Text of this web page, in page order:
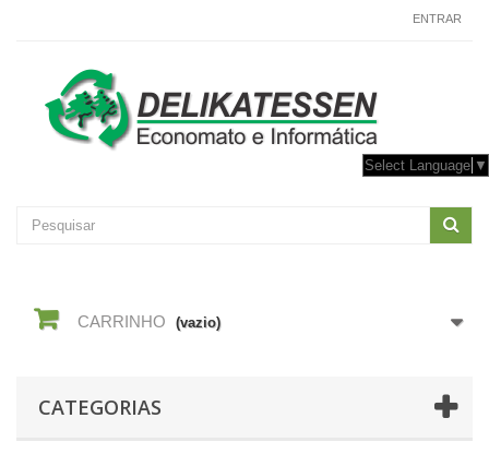
ENTRAR
Select Language ▼
CARRINHO (vazio)
CATEGORIAS